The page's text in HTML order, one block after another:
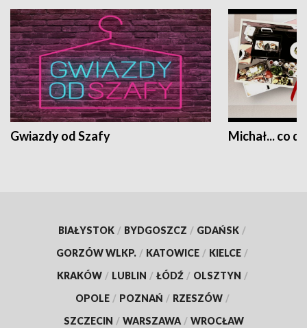
Gwiazdy od Szafy Michał... co
BIAŁYSTOK / BYDGOSZCZ / GDAŃSK /
GORZÓW WLKP. / KATOWICE / KIELCE /
KRAKÓW / LUBLIN / ŁÓDŹ / OLSZTYN /
OPOLE / POZNAŃ / RZESZÓW /
SZCZECIN / WARSZAWA / WROCŁAW